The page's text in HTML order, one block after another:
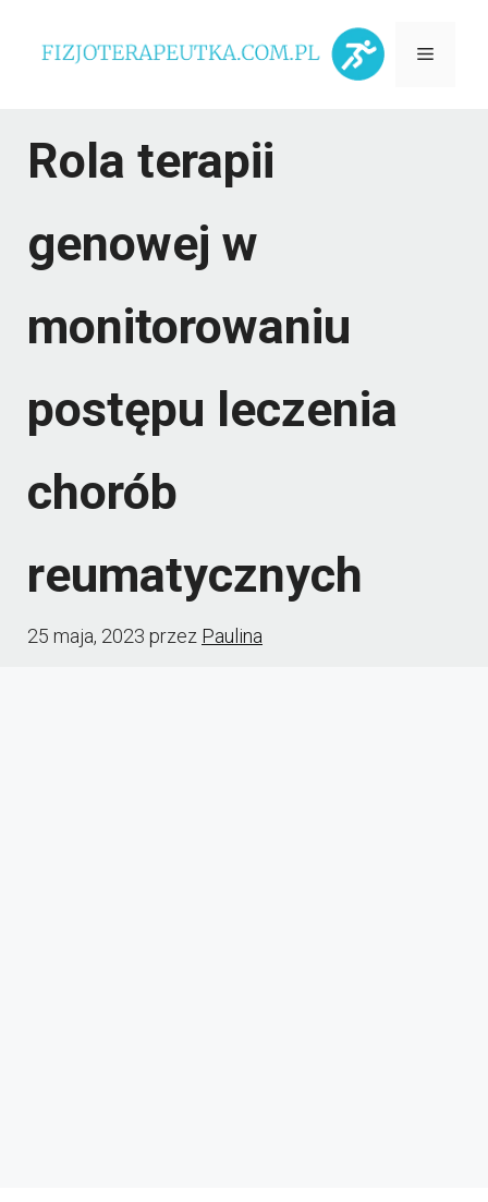
Menu
Rola terapii
genowej w
monitorowaniu
postępu leczenia
chorób
reumatycznych
25 maja, 2023 przez Paulina